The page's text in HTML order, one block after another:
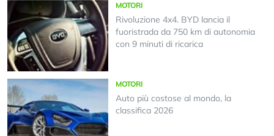
MOTORI
Rivoluzione 4x4. BYD lancia il
fuoristrada da 750 km di autonomia
con 9 minuti di ricarica
MOTORI
Auto più costose al mondo, la
classifica 2026